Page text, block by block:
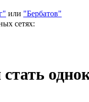
или "Бербатов"
сетях: